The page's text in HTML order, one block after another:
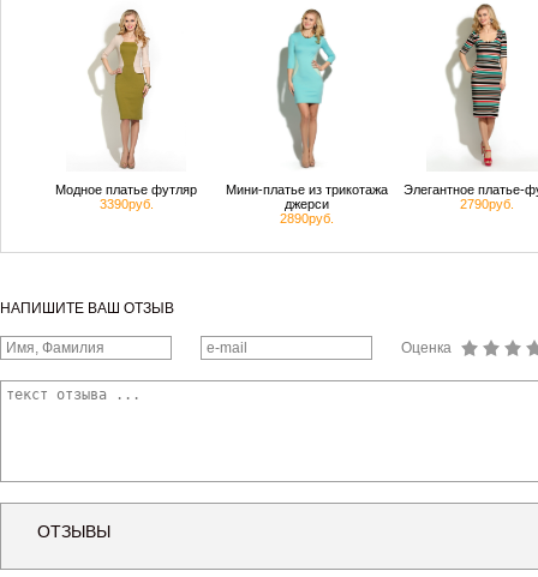
Модное платье футляр
3390руб.
Мини-платье из трикотажа
джерси
2890руб.
Элегантное платье-
2790руб.
НАПИШИТЕ ВАШ ОТЗЫВ
Оценка
ОТЗЫВЫ